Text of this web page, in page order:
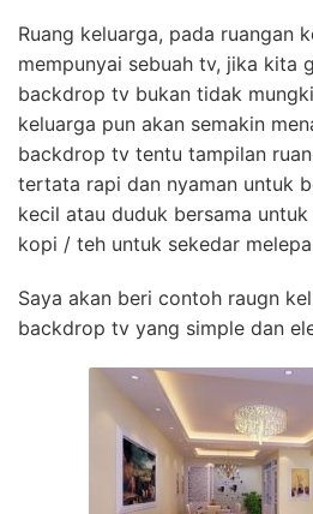
Ruang keluarga, pada ruangan
mempunyai sebuah tv, jika kita
backdrop tv bukan tidak
keluarga pun akan semakin
backdrop tv tentu tampilan
tertata rapi dan nyaman untuk
kecil atau duduk bersama
kopi / teh untuk sekedar
Saya akan beri contoh raugn
backdrop tv yang simple dan